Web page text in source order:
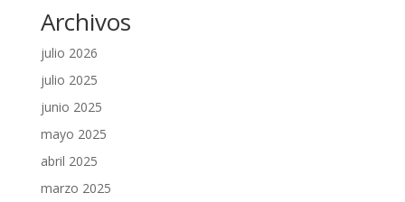
Archivos
julio 2026
julio 2025
junio 2025
mayo 2025
abril 2025
marzo 2025